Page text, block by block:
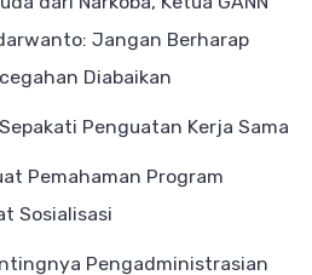
Jangan Berharap
Diabaikan
Penguatan Kerja Sama
Pemahaman Program
Sosialisasi
Pengadministrasian